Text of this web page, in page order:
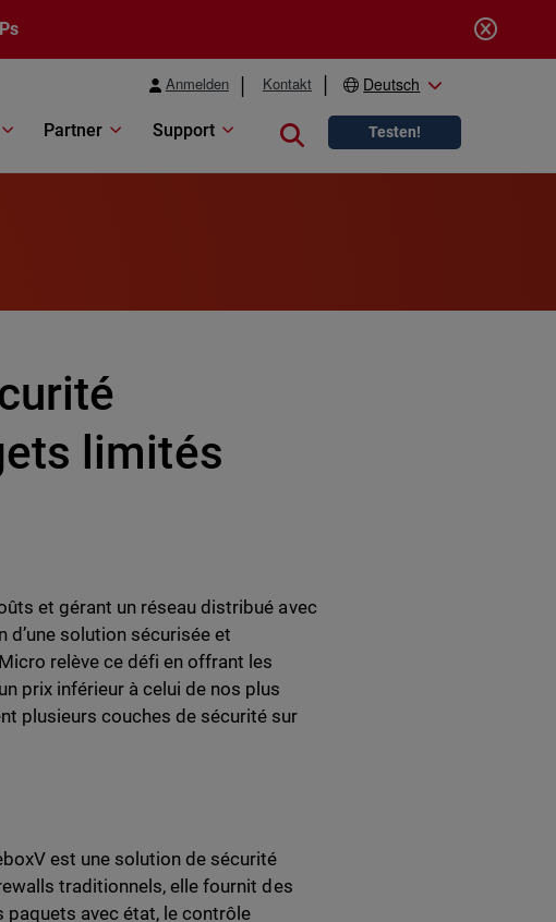
Anmelden Kontakt Deutsch
Partner Support Close search
Testen!
limités
et gérant un réseau distribué avec
solution sécurisée et
relève ce défi en offrant les
prix inférieur à celui de nos plus
plusieurs couches de sécurité sur
est une solution de sécurité
traditionnels, elle fournit des
avec état, le contrôle